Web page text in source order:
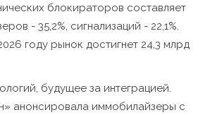
блокираторов составляет
- 35,2%, сигнализаций - 22,1%.
году рынок достигнет 24,3 млрд
будущее за интеграцией.
анонсировала иммобилайзеры с